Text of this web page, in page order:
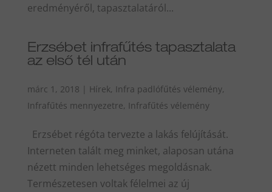
eredményéről, tapasztalatáról...
Erzsébet infrafűtés tapasztalata
az első tél után
márc 1, 2018 | Hírek, Infra padlófűtés vélemény,
Infrafűtés mennyezetre, Infrafűtés vélemény
Erzsébet régóta tervezte a lakás felújítását.
Interneten talált meg minket, alaposan utána
nézett minden lehetséges megoldásnak.
Természetesen voltak félelmei az új